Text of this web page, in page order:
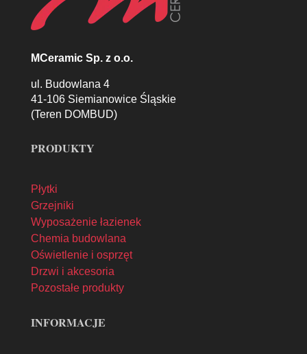
MCeramic Sp. z o.o.
ul. Budowlana 4
41-106 Siemianowice Śląskie
(Teren DOMBUD)
PRODUKTY
Płytki
Grzejniki
Wyposażenie łazienek
Chemia budowlana
Oświetlenie i osprzęt
Drzwi i akcesoria
Pozostałe produkty
INFORMACJE